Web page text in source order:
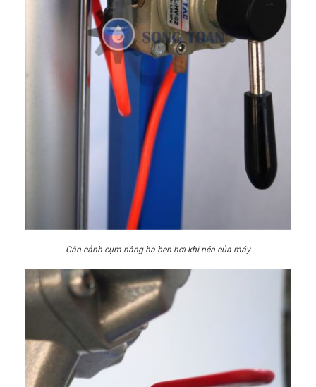
Cận cảnh cụm nâng hạ ben hơi khí nén của máy